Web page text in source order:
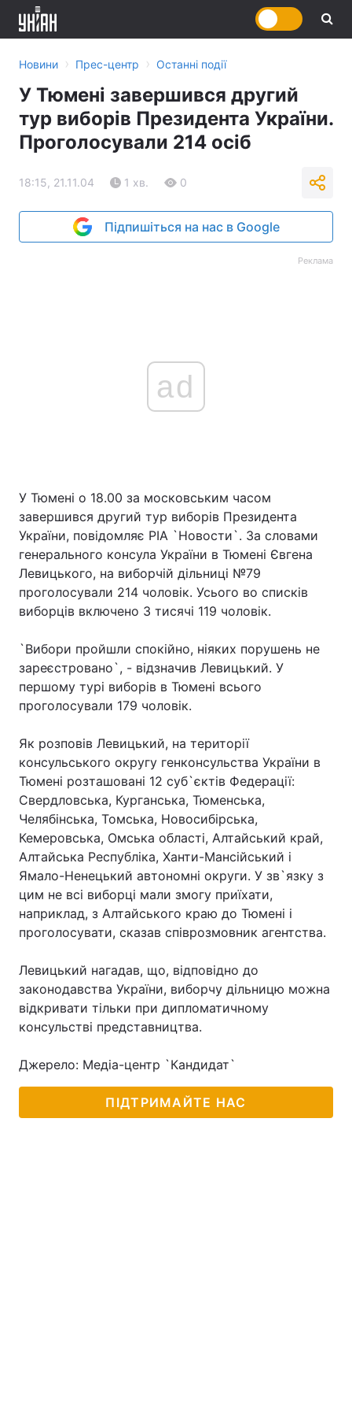
Головна Війна
Україна Політика
Економіка Світ
Спорт Наука
Техно і зв'язок Лайт
Здоров'я Туризм
Цікавинки Погода
Лонгріди
Новини › Прес-центр › Останні події
У Тюмені завершився другий
тур виборів Президента України.
Проголосували 214 осіб
18:15, 21.11.04 1 хв. 0
Підпишіться на нас в Google
Реклама
ad
У Тюмені о 18.00 за московським часом
завершився другий тур виборів Президента
України, повідомляє РІА `Новости`. За словами
генерального консула України в Тюмені Євгена
Левицького, на виборчій дільниці №79
проголосували 214 чоловік. Усього во списків
виборців включено 3 тисячі 119 чоловік.
`Вибори пройшли спокійно, ніяких порушень не
зареєстровано`, - відзначив Левицький. У
першому турі виборів в Тюмені всього
проголосували 179 чоловік.
Як розповів Левицький, на території
консульського округу генконсульства України в
Тюмені розташовані 12 суб`єктів Федерації:
Свердловська, Курганська, Тюменська,
Челябінська, Томська, Новосибірська,
Кемеровська, Омська області, Алтайський край,
Алтайська Республіка, Ханти-Мансійський і
Ямало-Ненецький автономні округи. У зв`язку з
цим не всі виборці мали змогу приїхати,
наприклад, з Алтайського краю до Тюмені і
проголосувати, сказав співрозмовник агентства.
Левицький нагадав, що, відповідно до
законодавства України, виборчу дільницю можна
відкривати тільки при дипломатичному
консульстві представництва.
Джерело: Медіа-центр `Кандидат`
ПІДТРИМАЙТЕ НАС